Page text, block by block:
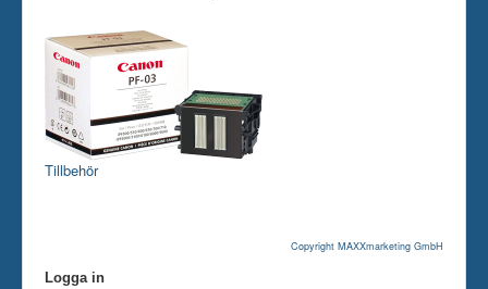
Tillbehör
Copyright MAXXmarketing GmbH
Logga in